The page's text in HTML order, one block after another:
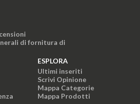
di fornitura di
ESPLORA
Ultimi inseriti
Scrivi Opinione
Mappa Categorie
Mappa Prodotti